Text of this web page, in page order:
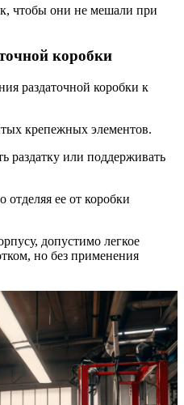
чтобы они не мешали при
коробки
раздаточной коробки к
крепежных элементов.
раздатку или поддерживать
отделяя ее от коробки
допустимо легкое
но без применения